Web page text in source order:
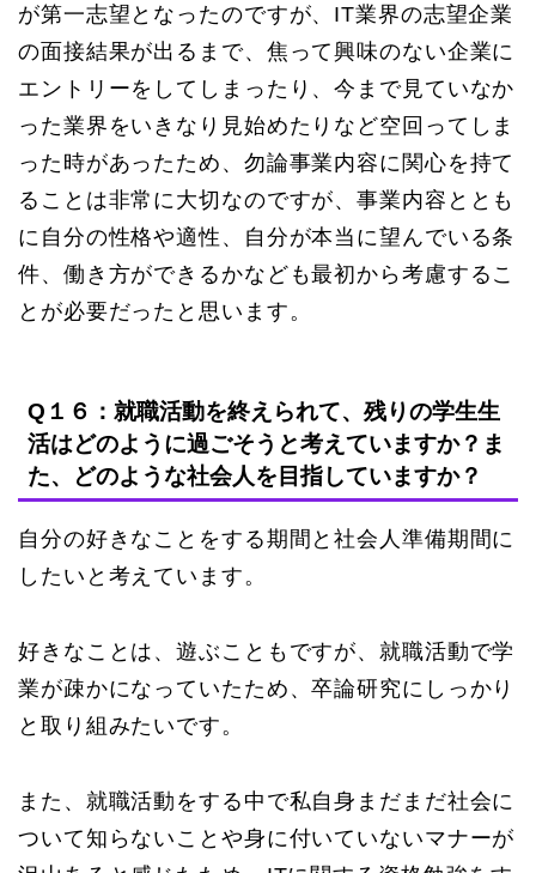
が第一志望となったのですが、IT業界の志望企業
の面接結果が出るまで、焦って興味のない企業に
エントリーをしてしまったり、今まで見ていなか
った業界をいきなり見始めたりなど空回ってしま
った時があったため、勿論事業内容に関心を持て
ることは非常に大切なのですが、事業内容ととも
に自分の性格や適性、自分が本当に望んでいる条
件、働き方ができるかなども最初から考慮するこ
とが必要だったと思います。
Q１６：就職活動を終えられて、残りの学生生
活はどのように過ごそうと考えていますか？ま
た、どのような社会人を目指していますか？
自分の好きなことをする期間と社会人準備期間に
したいと考えています。
好きなことは、遊ぶこともですが、就職活動で学
業が疎かになっていたため、卒論研究にしっかり
と取り組みたいです。
また、就職活動をする中で私自身まだまだ社会に
ついて知らないことや身に付いていないマナーが